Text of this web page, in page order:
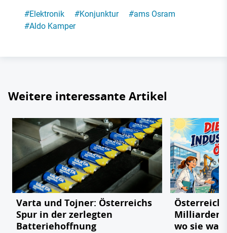
#Elektronik #Konjunktur #ams Osram
#Aldo Kamper
Weitere interessante Artikel
Varta und Tojner: Österreichs
Spur in der zerlegten
Batteriehoffnung
Milliarden
wo sie